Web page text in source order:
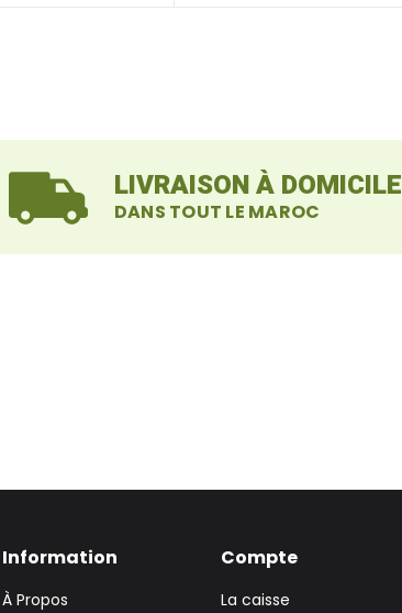
LIVRAISON À DOMICILE
DANS TOUT LE MAROC
Information
À Propos
Compte
La caisse